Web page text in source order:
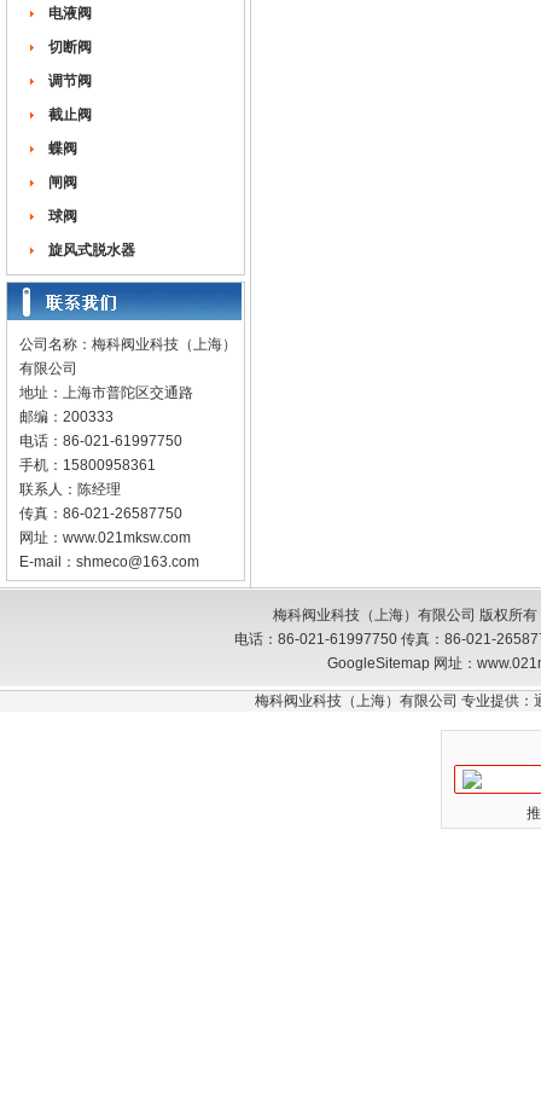
电液阀
切断阀
调节阀
截止阀
蝶阀
闸阀
球阀
旋风式脱水器
公司名称：梅科阀业科技（上海）
有限公司
地址：上海市普陀区交通路
邮编：200333
电话：86-021-61997750
手机：15800958361
联系人：陈经理
传真：86-021-26587750
网址： www.021mksw.com
E-mail： shmeco@163.com
梅科阀业科技（上海）有限公司 版权所
电话：86-021-61997750 传真：86-021-
GoogleSitemap网址：
梅科阀业科技（上海）有限公司 专业提供